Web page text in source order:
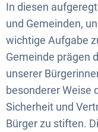
In diesen
und Gemeinden,
wichtige Aufgabe
Gemeinde prägen
unserer
besonderer Weise
Sicherheit und
Bürger zu stiften.